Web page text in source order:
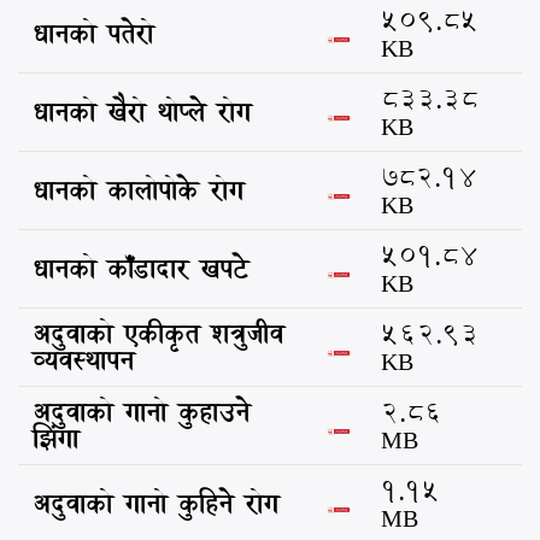
धानको पतेरो
509.85
KB
धानको खैरो थोप्ले रोग
833.38
KB
धानको कालोपोके रोग
782.14
KB
धानको काँडादार खपटे
501.84
KB
अदुवाको एकीकृत शत्रुजीव
व्यवस्थापन
562.93
KB
अदुवाको गानो कुहाउने
झिंगा
2.86
MB
अदुवाको गानो कुहिने रोग
1.15
MB